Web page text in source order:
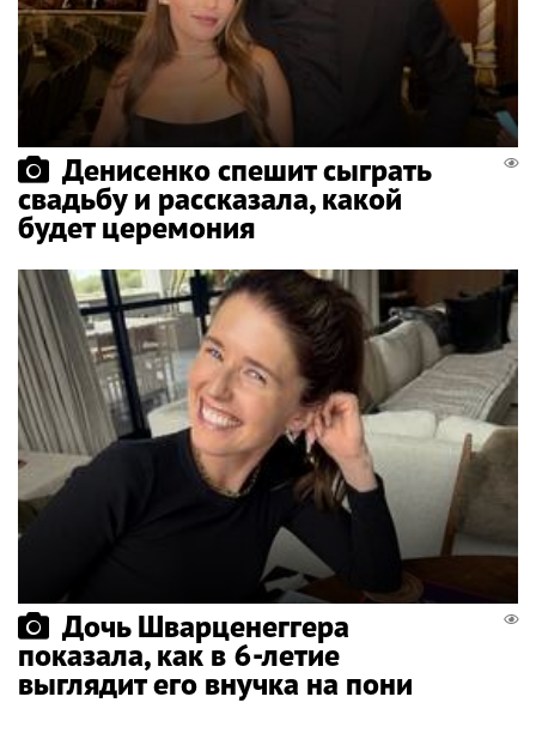
Денисенко спешит сыграть
свадьбу и рассказала, какой
будет церемония
Дочь Шварценеггера
показала, как в 6-летие
выглядит его внучка на пони